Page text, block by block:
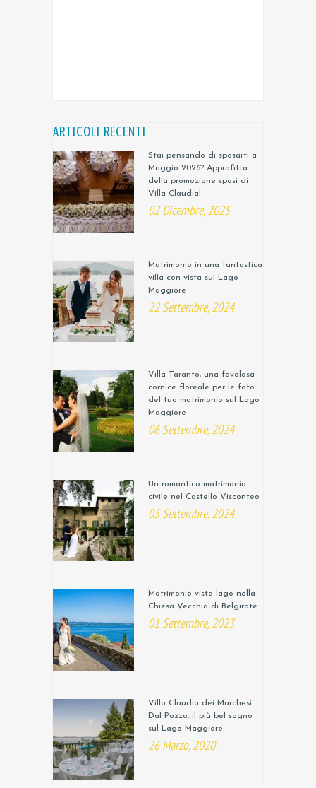
ARTICOLI RECENTI
Stai pensando di sposarti a
Maggio 2026? Approfitta
della promozione sposi di
Villa Claudia!
02 Dicembre, 2025
Matrimonio in una fantastica
villa con vista sul Lago
Maggiore
22 Settembre, 2024
Villa Taranto, una favolosa
cornice floreale per le foto
del tuo matrimonio sul Lago
Maggiore
06 Settembre, 2024
Un romantico matrimonio
civile nel Castello Visconteo
05 Settembre, 2024
Matrimonio vista lago nella
Chiesa Vecchia di Belgirate
01 Settembre, 2023
Villa Claudia dei Marchesi
Dal Pozzo, il più bel sogno
sul Lago Maggiore
26 Marzo, 2020